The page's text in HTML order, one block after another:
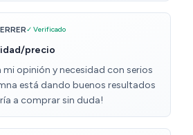
✓ Verificado
precio
mi opinión y necesidad con serios
está dando buenos resultados
a comprar sin duda!